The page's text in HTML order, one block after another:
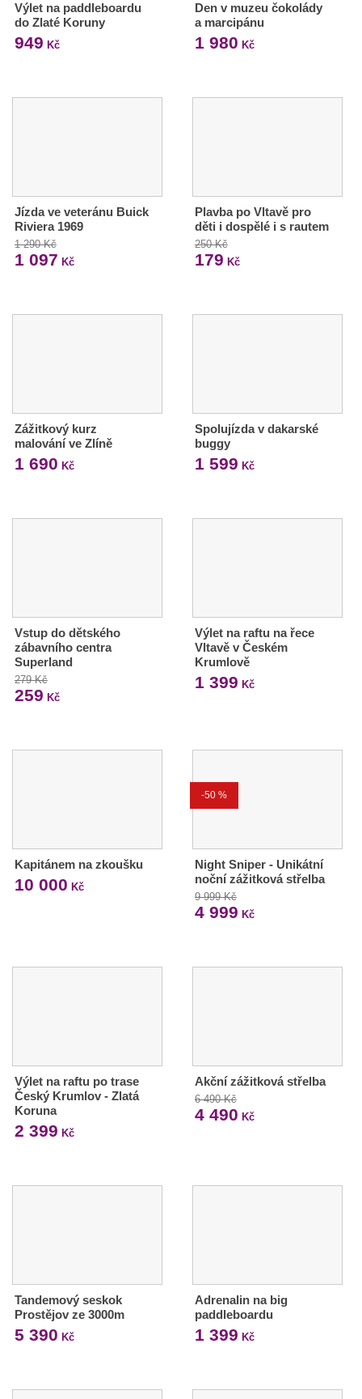
Výlet na paddleboardu
do Zlaté Koruny
949 Kč
Den v muzeu čokolády
a marcipánu
1 980 Kč
Jízda ve veteránu Buick
Riviera 1969
1 290 Kč
1 097 Kč
Plavba po Vltavě pro
děti i dospělé i s rautem
250 Kč
179 Kč
Zážitkový kurz
malování ve Zlíně
1 690 Kč
Spolujízda v dakarské
buggy
1 599 Kč
Vstup do dětského
zábavního centra
Superland
279 Kč
259 Kč
Výlet na raftu na řece
Vltavě v Českém
Krumlově
1 399 Kč
Kapitánem na zkoušku
10 000 Kč
-50 %
Night Sniper - Unikátní
noční zážitková střelba
9 999 Kč
4 999 Kč
Výlet na raftu po trase
Český Krumlov - Zlatá
Koruna
2 399 Kč
Akční zážitková střelba
6 490 Kč
4 490 Kč
Tandemový seskok
Prostějov ze 3000m
5 390 Kč
Adrenalin na big
paddleboardu
1 399 Kč